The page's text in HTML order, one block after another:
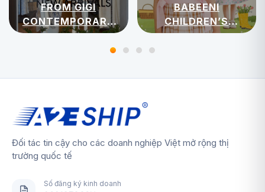
FROM GIGI
CONTEMPORARY
WOMENSWEAR
BABEENI
CHILDREN’S
APPAREL
Đối tác tin cậy cho các doanh nghiệp Việt mở rộng thị
trường quốc tế
Số đăng ký kinh doanh